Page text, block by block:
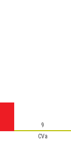
CVa
9